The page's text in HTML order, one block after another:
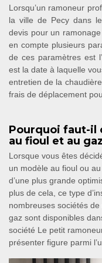
Lorsqu’un ramoneur
la ville de Pecy dans
devis pour un
en compte plusieurs
de ces paramètres est
est la date à laquelle
entretien de la
frais de déplacement
Pourquoi faut-il
au fioul et au
Lorsque vous êtes
un modèle au fioul ou
d’une plus grande
plus de cela, ce type
nombreuses sociétés
gaz sont disponibles
société Le petit
présenter figure parmi